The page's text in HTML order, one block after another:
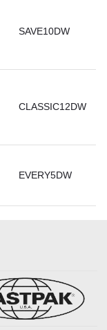
SAVE10DW
CLASSIC12DW
EVERY5DW